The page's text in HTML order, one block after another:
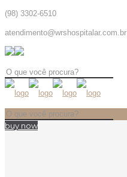
(98) 3302-6510
atendimento@wrshospitalar.com.br
buy now